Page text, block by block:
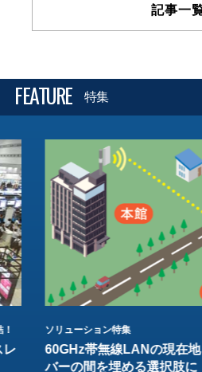
記事一
FEATURE 特集
レ
ソリューション特集
60GHz帯無線LANの現在
バーの間を埋める選択肢に